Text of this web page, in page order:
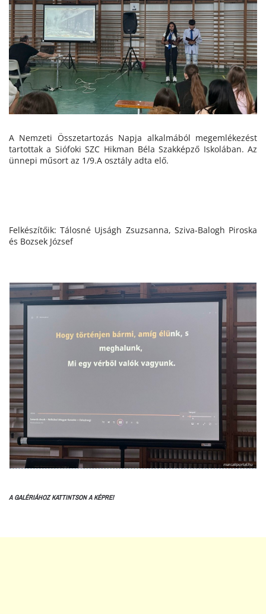
A Nemzeti Összetartozás Napja alkalmából megemlékezést
tartottak a Siófoki SZC Hikman Béla Szakképző Iskolában. Az
ünnepi műsort az 1/9.A osztály adta elő.
Felkészítőik: Tálosné Ujságh Zsuzsanna, Sziva-Balogh Piroska
és Bozsek József
A GALÉRIÁHOZ KATTINTSON A KÉPRE!